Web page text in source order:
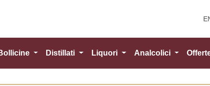
Distillati Liquori Analcolici